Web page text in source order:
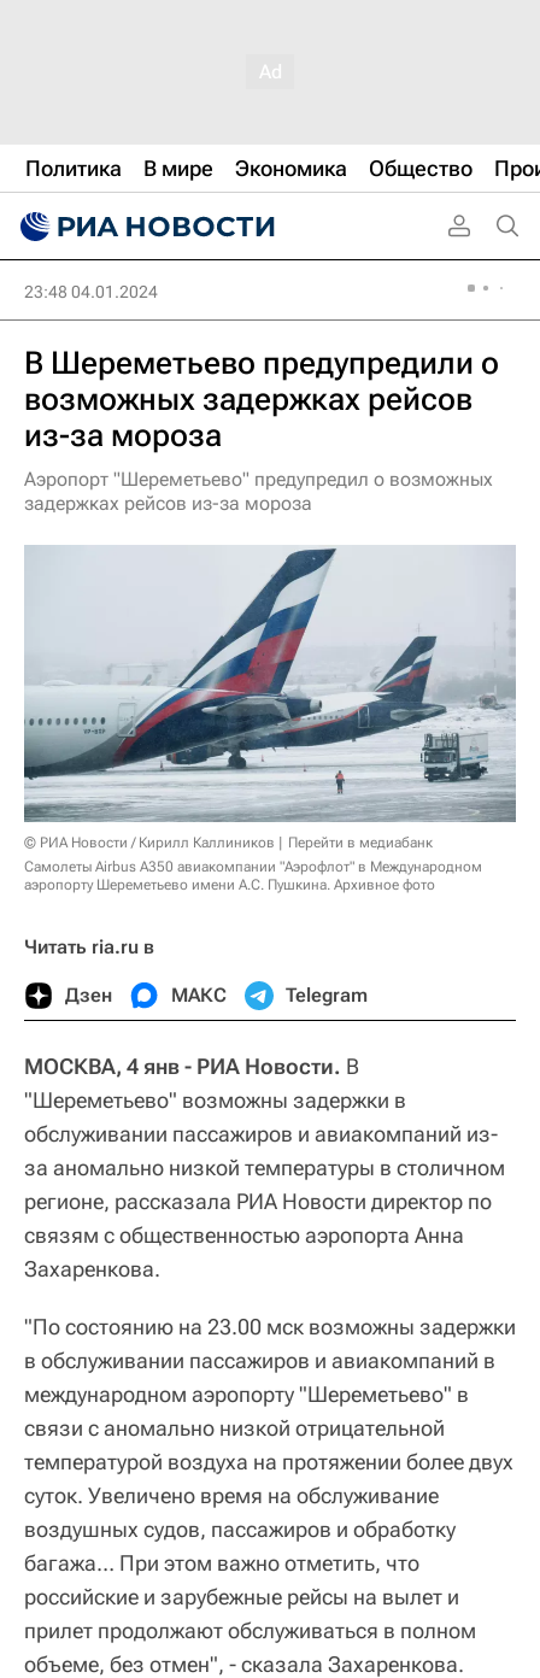
Политика В мире Экономика Общество
23:48 04.01.2024
В Шереметьево предупредили о
возможных задержках рейсов
из-за мороза
Аэропорт "Шереметьево" предупредил о возможных
задержках рейсов из-за мороза
© РИА Новости / Кирилл Каллиников
Перейти в медиабанк
Самолеты Airbus A350 авиакомпании "Аэрофлот" в Международном
аэропорту Шереметьево имени А.С. Пушкина. Архивное фото
Читать ria.ru в
Дзен МАКС Telegram
МОСКВА, 4 янв - РИА Новости. В
"Шереметьево" возможны задержки в
обслуживании пассажиров и авиакомпаний из-
за аномально низкой температуры в столичном
регионе, рассказала РИА Новости директор по
связям с общественностью аэропорта Анна
Захаренкова.
"По состоянию на 23.00 мск возможны задержки
в обслуживании пассажиров и авиакомпаний в
международном аэропорту "Шереметьево" в
связи с аномально низкой отрицательной
температурой воздуха на протяжении более двух
суток. Увеличено время на обслуживание
воздушных судов, пассажиров и обработку
багажа… При этом важно отметить, что
российские и зарубежные рейсы на вылет и
прилет продолжают обслуживаться в полном
объеме, без отмен", - сказала Захаренкова.